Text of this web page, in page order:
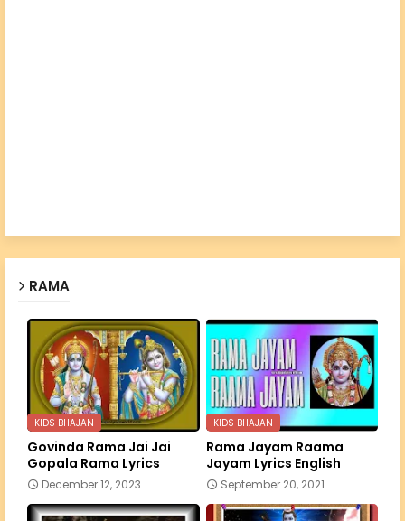
RAMA
KIDS BHAJAN
Govinda Rama Jai Jai
Gopala Rama Lyrics
December 12, 2023
KIDS BHAJAN
Rama Jayam Raama
Jayam Lyrics English
September 20, 2021